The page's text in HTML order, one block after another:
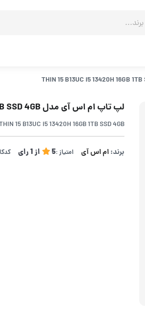
لپ تاپ ام اس آی مدل THIN 15 B13UC i5 13420H 16GB 1TB SSD 4GB
15 B13UC i5 13420H 16GB 1TB SSD 4GB
برند:ام اس آی امتیاز :5 از1رای